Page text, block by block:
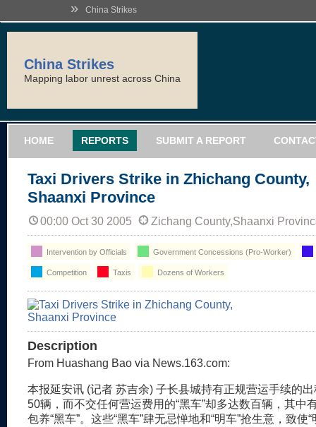
» China Strikes
China Strikes
Mapping labor unrest across China
HOME REPORTS SUBMIT A REPORT
Taxi Drivers Strike in Zhichang County,
Shaanxi Province
00:00 Oct 30 2005 Zichang County,Shaanxi
Intervention by Officials Government Concessions (Pro-Worker)
Competition Taxis Dozens of Workers
Description
From Huashang Bao via News.163.com:
本报延安讯 (记者 苏吉余) 子长县城持有正规营运手续的出
50辆，而不交任何营运费用的“黑车”却多达数百辆，其中
包养“黑车”。这些“黑车”肆无忌惮地和“明车”抢生意，致使